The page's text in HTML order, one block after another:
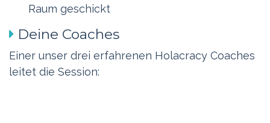
Raum geschickt
Deine Coaches
Einer unser drei erfahrenen Holacracy Coaches
leitet die Session: